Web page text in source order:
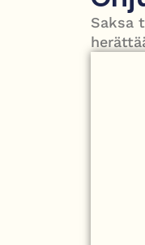
Israelin
Saksa